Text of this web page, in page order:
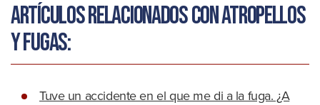
Artículos relacionados con atropellos
y fugas:
Tuve un accidente en el que me di a la fuga. ¿A